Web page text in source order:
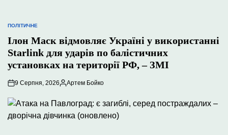
ОПУБЛІКУВАТИ
ПОЛІТИЧНЕ
Ілон Маск відмовляє Україні у використанні
Starlink для ударів по балістичних
установках на території РФ, – ЗМІ
9 Серпня, 2026
Опубліковано
Артем Бойко